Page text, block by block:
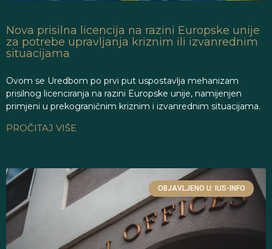
Nova prisilna licencija na razini Europske unije
za potrebe upravljanja kriznim ili izvanrednim
situacijama
Ovom se Uredbom po prvi put uspostavlja mehanizam
prisilnog licenciranja na razini Europske unije, namijenjen
primjeni u prekograničnim kriznim i izvanrednim situacijama.
PROČITAJ VIŠE
OBJAVLJENO U: IUS-INFO